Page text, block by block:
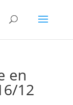
en
12